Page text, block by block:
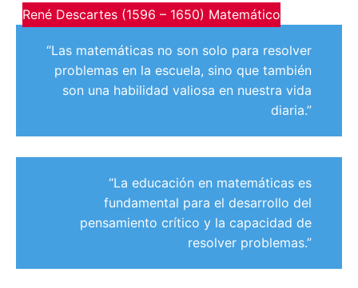
René Descartes (1596 – 1650) Matemático
“Las matemáticas no son solo para resolver
problemas en la escuela, sino que también
son una habilidad valiosa en nuestra vida
diaria.”
“La educación en matemáticas es
fundamental para el desarrollo del
pensamiento crítico y la capacidad de
resolver problemas.”